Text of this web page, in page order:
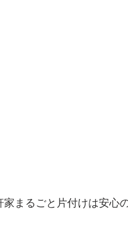
まるごと片付けは安心